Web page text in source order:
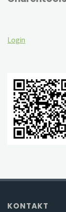
Login
KONTAKT